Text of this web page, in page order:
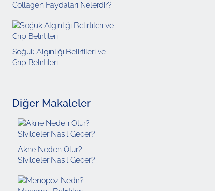
Collagen Faydaları Nelerdir?
Soğuk Algınlığı Belirtileri ve
Grip Belirtileri
Diğer Makaleler
Akne Neden Olur?
Sivilceler Nasıl Geçer?